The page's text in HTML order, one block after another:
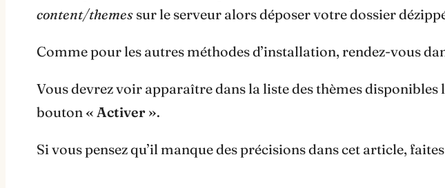
content/themessur le serveur alors déposer votre dossier
Comme pour les autres méthodes d’installation, rendez-vous
Vous devrez voir apparaître dans la liste des thèmes
bouton « Activer ».
Si vous pensez qu’il manque des précisions dans cet article,